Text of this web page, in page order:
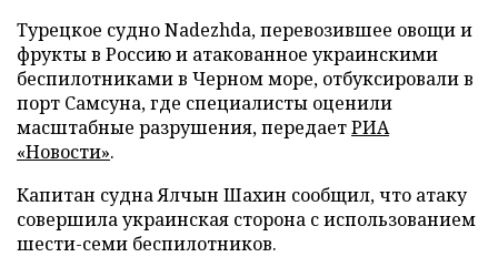
Турецкое судно Nadezhda, перевозившее овощи и
фрукты в Россию и атакованное украинскими
беспилотниками в Черном море, отбуксировали в
порт Самсуна, где специалисты оценили
масштабные разрушения, передаетРИА
«Новости».
Капитан судна Ялчын Шахин сообщил, что атаку
совершила украинская сторона с использованием
шести-семи беспилотников.